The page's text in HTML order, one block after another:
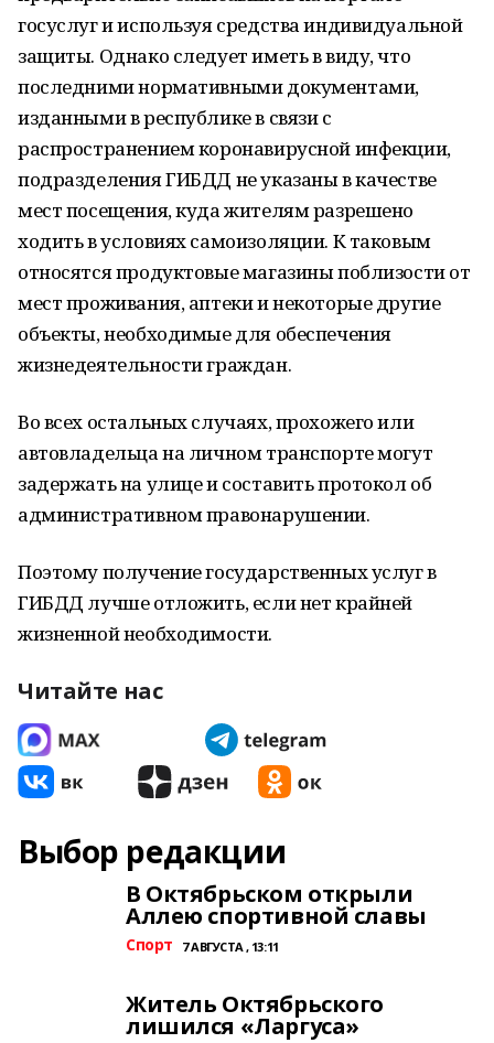
госуслуг и используя средства индивидуальной
защиты. Однако следует иметь в виду, что
последними нормативными документами,
изданными в республике в связи с
распространением коронавирусной инфекции,
подразделения ГИБДД не указаны в качестве
мест посещения, куда жителям разрешено
ходить в условиях самоизоляции. К таковым
относятся продуктовые магазины поблизости от
мест проживания, аптеки и некоторые другие
объекты, необходимые для обеспечения
жизнедеятельности граждан.
Во всех остальных случаях, прохожего или
автовладельца на личном транспорте могут
задержать на улице и составить протокол об
административном правонарушении.
Поэтому получение государственных услуг в
ГИБДД лучше отложить, если нет крайней
жизненной необходимости.
Читайте нас
Выбор редакции
В Октябрьском открыли
Аллею спортивной славы
Спорт 7 АВГУСТА , 13:11
Житель Октябрьского
лишился «Ларгуса»